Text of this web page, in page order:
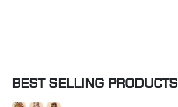
BEST SELLING PRODUCTS